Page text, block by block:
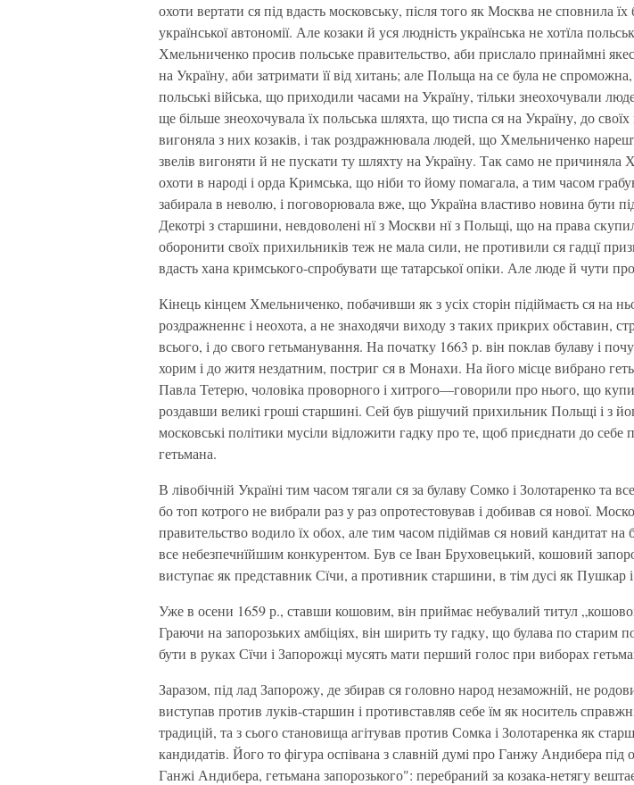
охоти вертати ся під вдасть московську, після того як Москва не сповнила
української автономії. Але козаки й уся людність українська не хотїла
Хмельниченко просив польське правительство, аби прислало принаймні
на Україну, аби затримати її від хитань; але Польща на се була не спроможна,
польські війська, що приходили часами на Україну, тільки знеохочували
ще більше знеохочувала їх польська шляхта, що тиспа ся на Україну, до своїх
вигоняла з них козаків, і так роздражнювала людей, що Хмельниченко
звелів вигоняти й не пускати ту шляхту на Україну. Так само не причиняла
охоти в народі і орда Кримська, що ніби то йому помагала, а тим часом
забирала в неволю, і поговорювала вже, що Україна властиво новина бути
Декотрі з старшини, невдоволені нї з Москви нї з Польщі, що на права
оборонити своїх прихильників теж не мала сили, не противили ся гадцї
вдасть хана кримського-спробувати ще татарської опіки. Але люде й чути
Кінець кінцем Хмельниченко, побачивши як з усіх сторін підіймаєть ся на
роздражненнє і неохота, а не знаходячи виходу з таких прикрих обставин,
всього, і до свого гетьманування. На початку 1663 р. він поклав булаву і
хорим і до житя нездатним, постриг ся в Монахи. На його місце вибрано
Павла Тетерю, чоловіка проворного і хитрого—говорили про нього, що
роздавши великі гроші старшині. Сей був рішучий прихильник Польщі і з
московські політики мусіли відложити гадку про те, щоб приєднати до себе
гетьмана.
В лівобічній Україні тим часом тягали ся за булаву Сомко і Золотаренко та
бо топ котрого не вибрали раз у раз опротестовував і добивав ся нової.
правительство водило їх обох, але тим часом підіймав ся новий кандитат на
все небезпечнїйшим конкурентом. Був се Іван Бруховецький, кошовий
виступає як представник Сїчи, а противник старшини, в тім дусі як Пушкар
Уже в осени 1659 р., ставши кошовим, він приймає небувалий титул
Граючи на запорозьких амбіціях, він ширить ту гадку, що булава по старим
бути в руках Сїчи і Запорожці мусять мати перший голос при виборах
Заразом, під лад Запорожу, де збирав ся головно народ незаможній, не
виступав против луків-старшин і противставляв себе їм як носитель
традицій, та з сього становища агітував против Сомка і Золотаренка як
кандидатів. Його то фігура оспівана з славній думі про Ганжу Андибера під
Ганжі Андибера, гетьмана запорозького": перебраний за козака-нетягу